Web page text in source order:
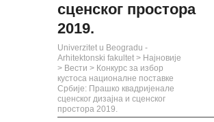
сценског простора
2019.
Univerzitet u Beogradu -
Arhitektonski fakultet > Најновије
> Вести > Конкурс за избор
кустоса националне поставке
Србије: Прашко квадријенале
сценског дизајна и сценског
простора 2019.